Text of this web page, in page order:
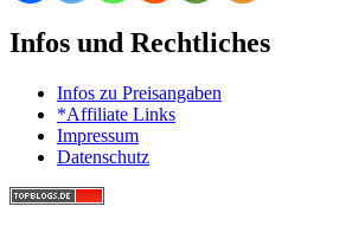
Infos und Rechtliches
Infos zu Preisangaben
*Affiliate Links
Impressum
Datenschutz